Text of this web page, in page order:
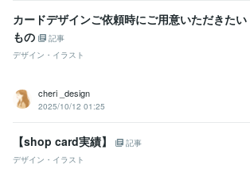
カードデザインご依頼時にご用意いただきたい
もの
記事
デザイン・イラスト
cheri _design
2025/10/12 01:25
【shop card実績】
記事
デザイン・イラスト